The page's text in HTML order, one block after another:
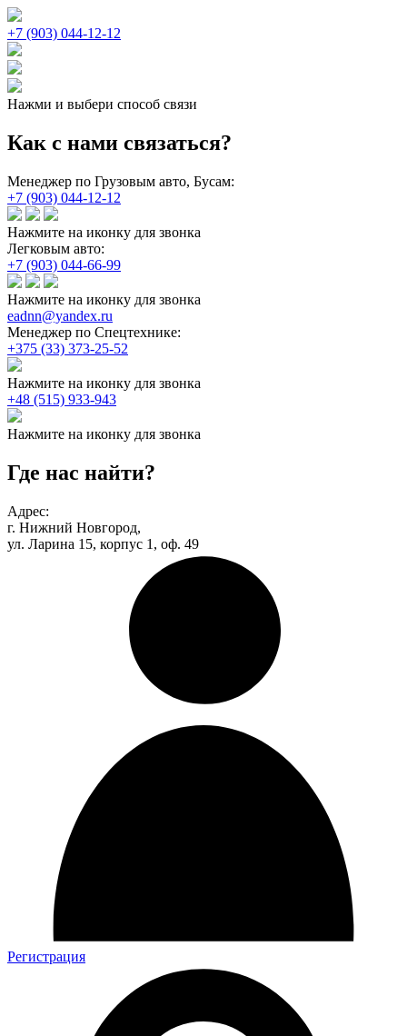
+7 (903) 044-12-12
Нажми и выбери способ связи
Как с нами связаться?
Менеджер по Грузовым авто, Бусам:
+7 (903) 044-12-12
Нажмите на иконку для звонка
Легковым авто:
+7 (903) 044-66-99
Нажмите на иконку для звонка
eadnn@yandex.ru
Менеджер по Спецтехнике:
+375 (33) 373-25-52
Нажмите на иконку для звонка
+48 (515) 933-943
Нажмите на иконку для звонка
Где нас найти?
Адрес:
г. Нижний Новгород,
ул. Ларина 15, корпус 1, оф. 49
Регистрация